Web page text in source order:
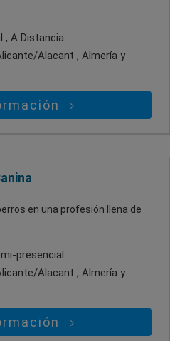
, A Distancia
Alacant , Almería y
en una profesión llena de
presencial
Alacant , Almería y